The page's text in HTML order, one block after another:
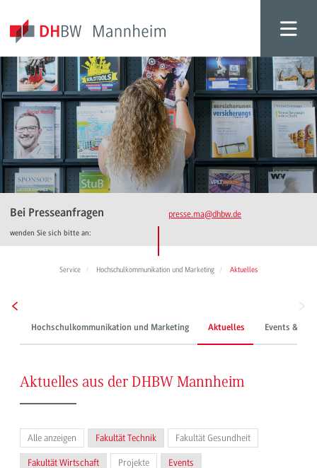
Bei Presseanfragen
wenden Sie sich bitte an:
presse.ma@dhbw.de
Service Hochschulkommunikation und Marketing Aktuelles
Hochschulkommunikation und Marketing Aktuelles Events &
Aktuelles aus der DHBW Mannheim
Alle anzeigen Fakultät Technik Fakultät Gesundheit
Fakultät Wirtschaft Projekte Events